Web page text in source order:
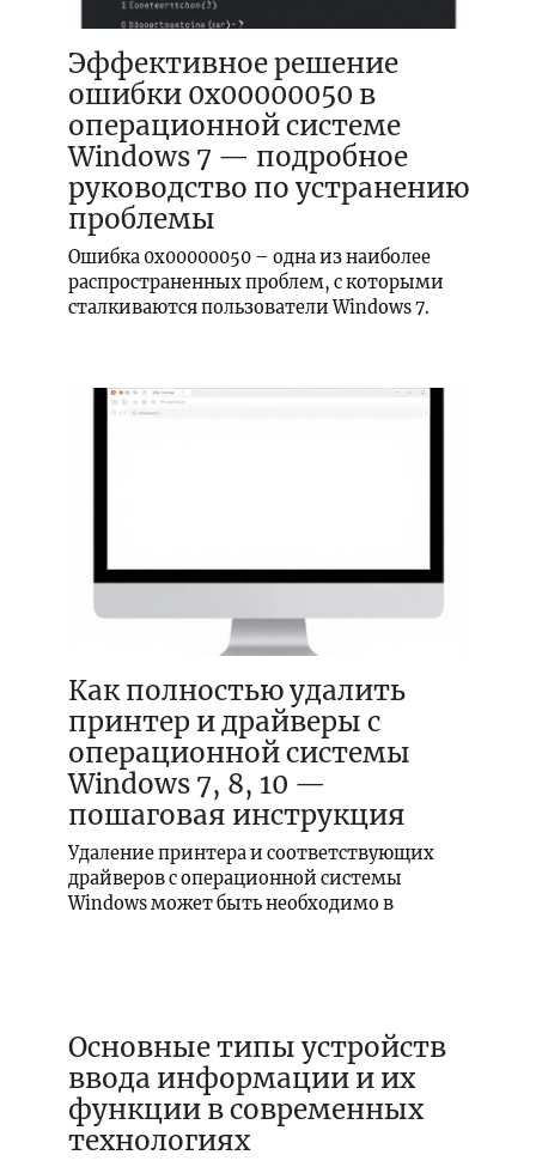
Эффективное решение
ошибки 0x00000050 в
операционной системе
Windows 7 — подробное
руководство по устранению
проблемы
Ошибка 0x00000050 – одна из наиболее
распространенных проблем, с которыми
сталкиваются пользователи Windows 7.
Как полностью удалить
принтер и драйверы с
операционной системы
Windows 7, 8, 10 —
пошаговая инструкция
Удаление принтера и соответствующих
драйверов с операционной системы
Windows может быть необходимо в
Основные типы устройств
ввода информации и их
функции в современных
технологиях